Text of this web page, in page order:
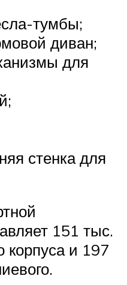
тумбы;
диван;
для
стенка для
151 тыс.
корпуса и 197